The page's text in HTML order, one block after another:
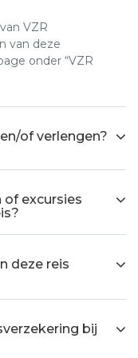
VZR
van deze
onder “VZR
of verlengen?
passen en/of
mail sturen via
excursies
of tijdens de
deze reis
vluchten
vluchten
kunnen wij wel
bij